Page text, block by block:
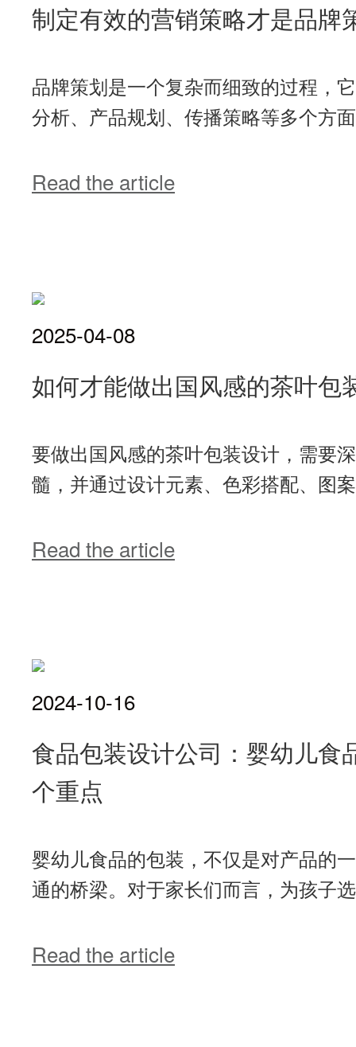
制定有效的营销策略才是品牌
品牌策划是一个复杂而细致的过程，
分析、产品规划、传播策略等多个方
Read the article
2025-04-08
如何才能做出国风感的茶叶包
要做出国风感的茶叶包装设计，需要
髓，并通过设计元素、色彩搭配、图
Read the article
2024-10-16
食品包装设计公司：婴幼儿食
个重点
婴幼儿食品的包装，不仅是对产品的
通的桥梁。对于家长们而言，为孩子
Read the article